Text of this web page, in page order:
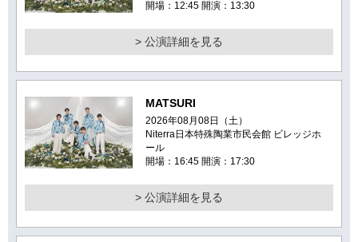
開場：12:45 開演：13:30
> 公演詳細を見る
MATSURI
2026年08月08日（土）
Niterra日本特殊陶業市民会館 ビレッジホ
ール
開場：16:45 開演：17:30
> 公演詳細を見る